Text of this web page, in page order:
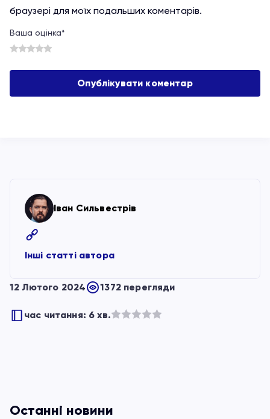
браузері для моїх подальших коментарів.
Ваша оцінка*
4
3
2
1
Іван Сильвестрів
Інші статті автора
12 Лютого 2024 1372 перегляди
час читання: 6 хв.
Останні новини